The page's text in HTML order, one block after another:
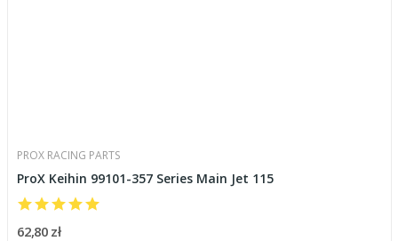
PROX RACING PARTS
ProX Keihin 99101-357 Series Main Jet 115
62,80 zł